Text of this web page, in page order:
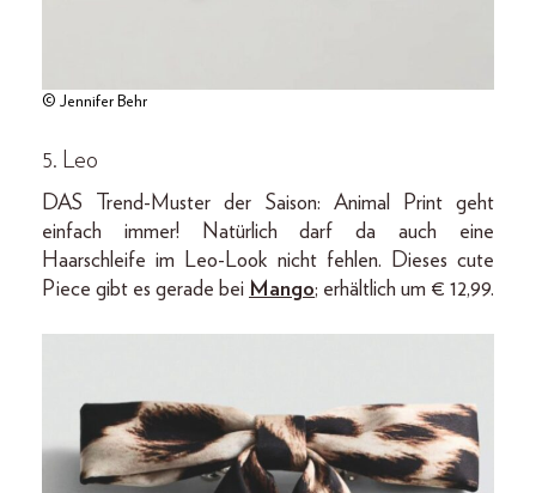
© Jennifer Behr
5. Leo
DAS Trend-Muster der Saison: Animal Print geht
einfach immer! Natürlich darf da auch eine
Haarschleife im Leo-Look nicht fehlen. Dieses cute
Piece gibt es gerade bei Mango; erhältlich um € 12,99.